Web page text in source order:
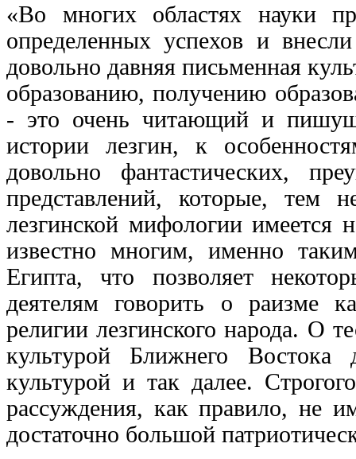
«Во многих областях науки
определенных успехов и
довольно давняя письменная
образованию, получению
- это очень читающий и
истории лезгин, к
довольно фантастических,
представлений, которые, тем
лезгинской мифологии имеется
известно многим, именно
Египта, что позволяет
деятелям говорить о раизме
религии лезгинского народа. О
культурой Ближнего Востока
культурой и так далее.
рассуждения, как правило, не
достаточно большой